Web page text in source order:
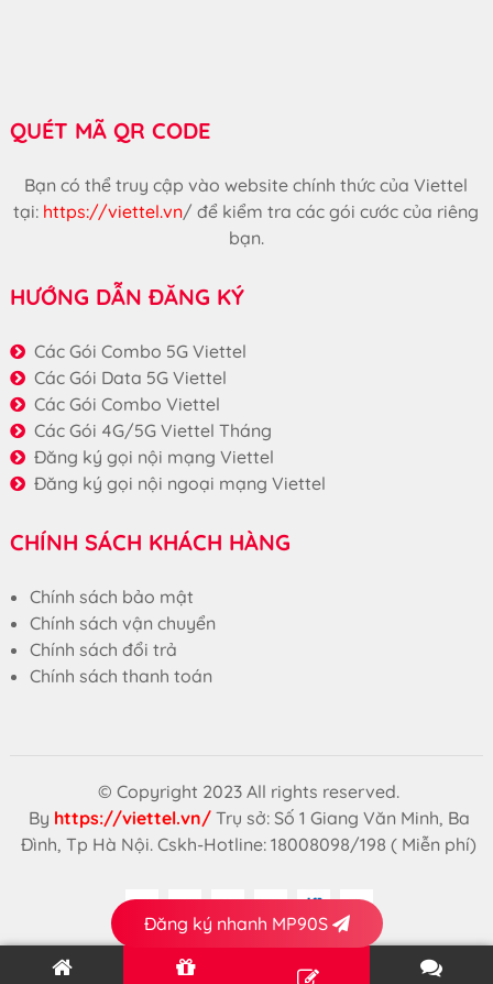
QUÉT MÃ QR CODE
Bạn có thể truy cập vào website chính thức của Viettel
tại: https://viettel.vn/ để kiểm tra các gói cước của riêng
bạn.
HƯỚNG DẪN ĐĂNG KÝ
Các Gói Combo 5G Viettel
Các Gói Data 5G Viettel
Các Gói Combo Viettel
Các Gói 4G/5G Viettel Tháng
Đăng ký gọi nội mạng Viettel
Đăng ký gọi nội ngoại mạng Viettel
CHÍNH SÁCH KHÁCH HÀNG
Chính sách bảo mật
Chính sách vận chuyển
Chính sách đổi trả
Chính sách thanh toán
© Copyright 2023 All rights reserved.
By https://viettel.vn/ Trụ sở: Số 1 Giang Văn Minh, Ba
Đình, Tp Hà Nội. Cskh-Hotline: 18008098/198 ( Miễn phí)
Đăng ký nhanh MP90S